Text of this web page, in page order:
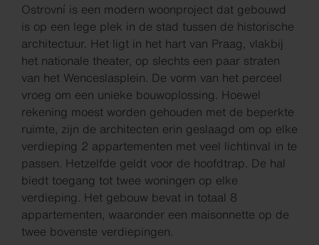
Ostrovní is een modern woonproject dat gebouwd
is op een lege plek in de stad tussen de historische
architectuur. Het ligt in het hart van Praag, vlakbij
het nationale theater, op slechts een paar straten
van het Wenceslasplein. De vorm van het perceel
vroeg om een unieke bouwoplossing. Hoewel
rekening moest worden gehouden met de beperkte
ruimte, zijn de architecten erin geslaagd om op elke
verdieping 2 appartementen met veel lichtinval in te
passen. Hetzelfde geldt voor de hoofdtrap. De hal
biedt toegang tot twee woningen op elke
verdieping. Het gebouw bevat in totaal 8
appartementen, waaronder een maisonnette op de
twee bovenste verdiepingen.